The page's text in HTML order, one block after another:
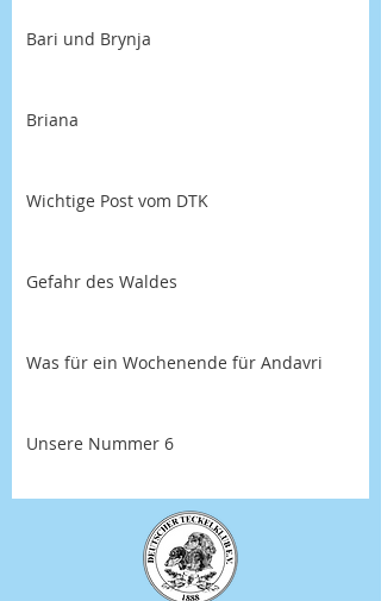
Bari und Brynja
Briana
Wichtige Post vom DTK
Gefahr des Waldes
Was für ein Wochenende für Andavri
Unsere Nummer 6